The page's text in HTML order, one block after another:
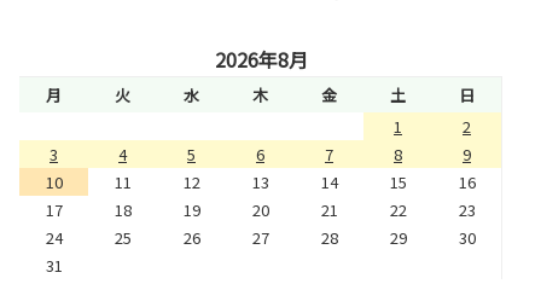
2026年8月
月 火 水 木 金 土
日
1
2
3
4 5 6 7 8
9
10
11 12 13 14 15
16
17
18 19 20 21 22
23
24
25 26 27 28 29
30
31